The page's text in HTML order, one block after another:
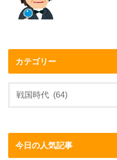
カテゴリー
今日の人気記事